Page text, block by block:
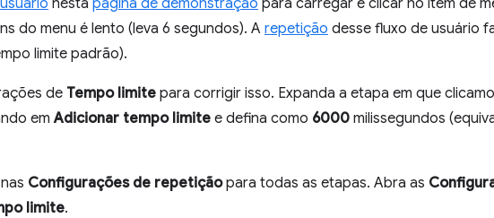
do menu é lento (leva 6 segundos). A repetição desse fluxo de usuário
limite padrão).
de Tempo limite para corrigir isso. Expanda a etapa em que
emAdicionar tempo limite e defina como 6000 milissegundos
nas Configurações de repetiçãopara todas as etapas. Abra as
limite.